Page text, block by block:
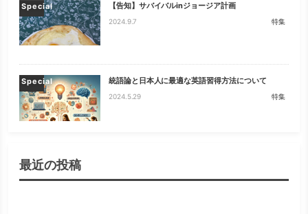
Special 【告知】サバイバルinジョージア計画
2024.9.7 特集
Special 統語論と日本人に最適な英語習得方法について
2024.5.29 特集
最近の投稿